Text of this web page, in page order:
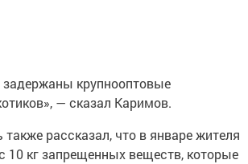
задержаны крупнооптовые
— сказал Каримов.
также рассказал, что в январе жителя
10 кг запрещенных веществ, которые